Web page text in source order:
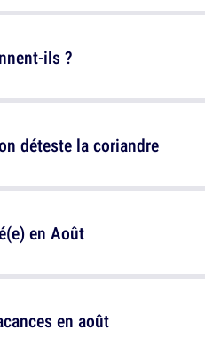
déteste la coriandre
en août
ils ?
en Août